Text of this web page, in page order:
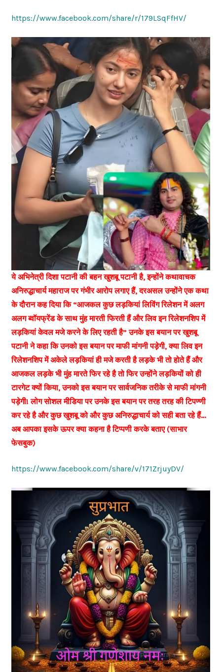
https://www.facebook.com/share/r/179LSqFfHV/
ये अभिनेत्री दिशा पटानी की बहन खुशबू पटानी है, इन्होंने कथावाचक
अनिरुद्धाचार्य महाराज पर गंभीर आरोप लगाए हैं, दरअसल उन्होंने एक कथा
के दौरान कह दिया कि “आजकल कुछ लड़कियां लिविंग रिलेशन में अलग
अलग ब्वॉयफ्रेंड के साथ मुंह मारती फिरती हैं और लिव इन रिलेशनशिप में
लड़कियां केवल मजे करने के लिए रहती है” उनके इस बयान पर खुशबू
पटानी ने कहा कि उनको इस बयान पर माफी मांगनी पड़ेगी, क्या लिव इन
रिलेशनशिप में अकेले लड़कियां ही मजे करती है लड़के भी तो होते हैं और
आजकल लड़के भी मुंह मारते फिर रहे है तो फिर उन्होंने लड़कियों को ही
टारगेट क्यों किया, उनको इस बयान पर सार्वजनिक तरीके से माफी मांगनी
पड़ेगी! लोग सोशल मीडिया पर उनके इस बयान पर तरह तरह की टिपण्णी
कर रहे है और कुछ खुशबू को और कुछ अनिरुद्धाचार्य को सही बता रहे हैं…
अब आपका इसके ऊपर क्या कहना है टिप्पणी करके बताए (साभार
फेसबुक)
https://www.facebook.com/share/v/171ZrjuyDV/